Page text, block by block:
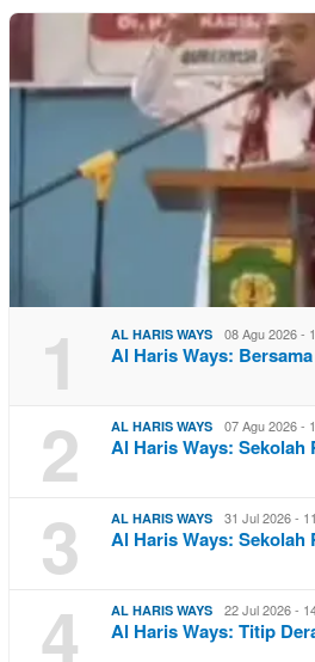
1 AL HARIS WAYS 08 Agu 2026 -
Al Haris Ways:
2 AL HARIS WAYS 07 Agu 2026 -
Al Haris Ways:
3 AL HARIS WAYS 31 Jul 2026 -
Al Haris Ways:
4 AL HARIS WAYS 22 Jul 2026 -
Al Haris Ways: Titip